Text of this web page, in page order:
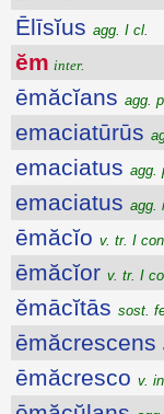
Ēlīsĭus agg. I cl.
ĕm inter.
ēmăcĭans agg.
emaciatūrūs
emaciatus agg.
emaciatus agg.
ēmăcĭo v. tr. I
ēmăcĭor v. tr. I
ĕmācĭtās sost.
ēmăcrescens
ēmăcresco v.